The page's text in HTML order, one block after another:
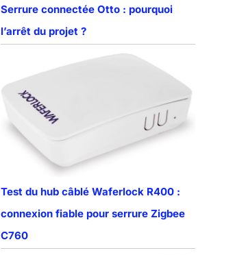
Serrure connectée Otto : pourquoi
l’arrêt du projet ?
Test du hub câblé Waferlock R400 :
connexion fiable pour serrure Zigbee
C760